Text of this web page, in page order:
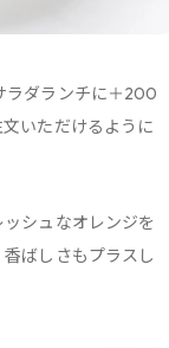
ラダランチに＋200
いただけるように
シュなオレンジを
ばしさもプラスし